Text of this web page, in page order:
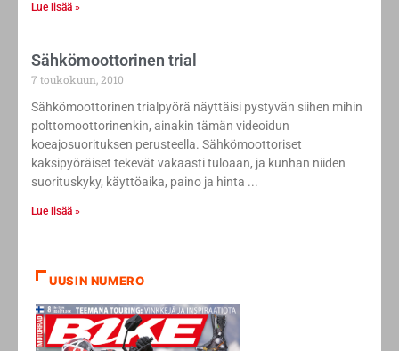
Lue lisää »
Sähkömoottorinen trial
7 toukokuun, 2010
Sähkömoottorinen trialpyörä näyttäisi pystyvän siihen mihin
polttomoottorinenkin, ainakin tämän videoidun
koeajosuorituksen perusteella. Sähkömoottoriset
kaksipyöräiset tekevät vakaasti tuloaan, ja kunhan niiden
suorituskyky, käyttöaika, paino ja hinta
Lue lisää »
UUSIN NUMERO